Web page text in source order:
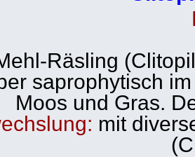
Räsling
saprophytisch
Moos und Gras.
mit